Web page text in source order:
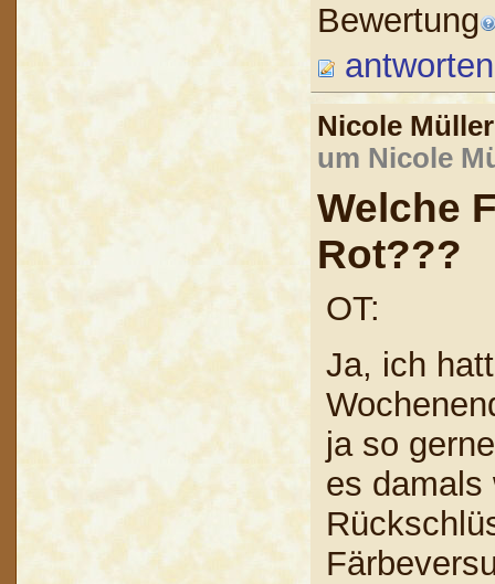
Bewertung
antworten
Nicole
um Nicole
Welche
Rot???
OT:
Ja, ich
ja so
es